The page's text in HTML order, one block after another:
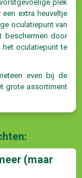
plek
extra heuveltje
oculatiepunt van
beschermen door
oculatiepunt te
even bij de
grote assortiment
(maar